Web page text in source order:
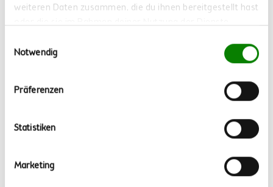
weiteren Daten zusammen, die du ihnen bereitgestellt hast
Notwendig
Präferenzen
Statistiken
Marketing